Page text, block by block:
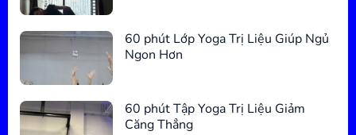
60 phút Lớp Yoga Trị Liệu Giúp Ngủ
Ngon Hơn
60 phút Tập Yoga Trị Liệu Giảm
Căng Thẳng